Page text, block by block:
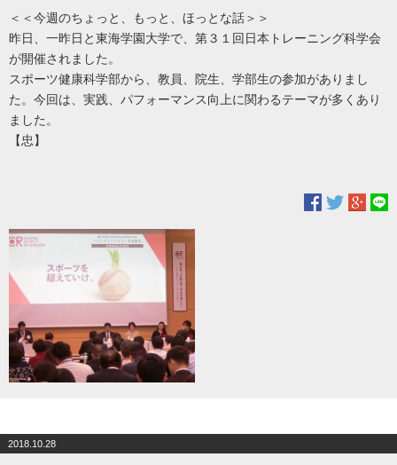
＜＜今週のちょっと、もっと、ほっとな話＞＞
昨日、一昨日と東海学園大学で、第３１回日本トレーニング科学会
が開催されました。
スポーツ健康科学部から、教員、院生、学部生の参加がありまし
た。今回は、実践、パフォーマンス向上に関わるテーマが多くあり
ました。
【忠】
2018.10.28